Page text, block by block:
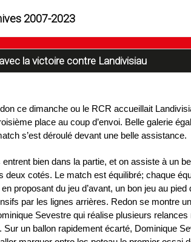
2007-2023
la victoire contre Landivisiau
ce dimanche ou le RCR accueillait
place au coup d’envoi. Belle galerie
s’est déroulé devant une belle assistance.
bien dans la partie, et on assiste à un
deux cotés. Le match est équilibré; chaque
proposant du jeu d’avant, un bon jeu au
par les lignes arrières. Redon se montre
Sevestre qui réalise plusieurs
Sur un ballon rapidement écarté, Dominique